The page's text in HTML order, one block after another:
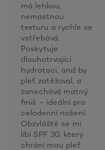
má lehkou,
nemastnou
texturu a rychle se
vstřebává.
Poskytuje
dlouhotrvající
hydrataci, aniž by
pleť zatěžoval, a
zanechává matný
finiš – ideální pro
celodenní nošení.
Obzvláště se mi
líbí SPF 30, který
chrání mou pleť